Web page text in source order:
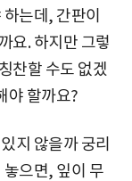
는데, 간판이
요. 하지만 그렇
찬할 수도 없겠
야 할까요?
지 않을까 궁리
으면, 잎이 무